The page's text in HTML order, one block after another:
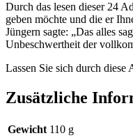
Durch das lesen dieser 24
geben möchte und die er
Jüngern sagte: „Das alles
Unbeschwertheit der
Lassen Sie sich durch
Zusätzliche
Gewicht 110 g